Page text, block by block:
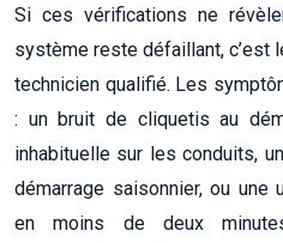
Si ces vérifications ne
système reste défaillant, c’est
technicien qualifié. Les
: un bruit de cliquetis au
inhabituelle sur les conduits,
démarrage saisonnier, ou une
en moins de deux